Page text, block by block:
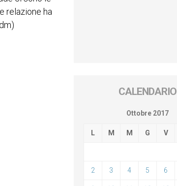
relazione ha
CALENDARIO
Ottobre 2017
L M M G V
2 3 4 5 6